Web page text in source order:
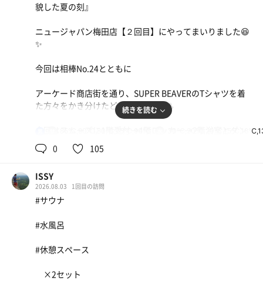
バクダン盛り
貌した夏の刻』
ニュージャパン梅田店【２回目】にやってまいりました😆
✨
今回は相棒No.24とともに
アーケード商店街を通り、SUPER BEAVERのTシャツを着
た方々をかき分けたどり着いた聖地♨️
ジョンをクリア✨
舘ひろし😎か⁉️
先ずは１階に移動 高温サウナは大きめシアター式 いき
間瞑想音楽🎵とともに風を送る しっかりと汗💦
そしてプールに 浮き棒を体に巻きつけ皇帝サウザー状
続きを読む
0 105
ISSY
2026.08.03 1回目の訪問
#サウナ
#水風呂
#休憩スペース
×2セット